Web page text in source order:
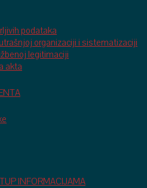
podataka
organizaciji i sistematizaciji
legitimaciji
akta
INFORMACIJAMA